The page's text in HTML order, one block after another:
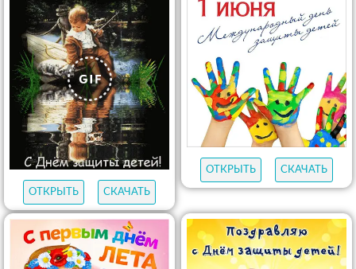
ОТКРЫТЬ СКАЧАТЬ
ОТКРЫТЬ СКАЧАТЬ